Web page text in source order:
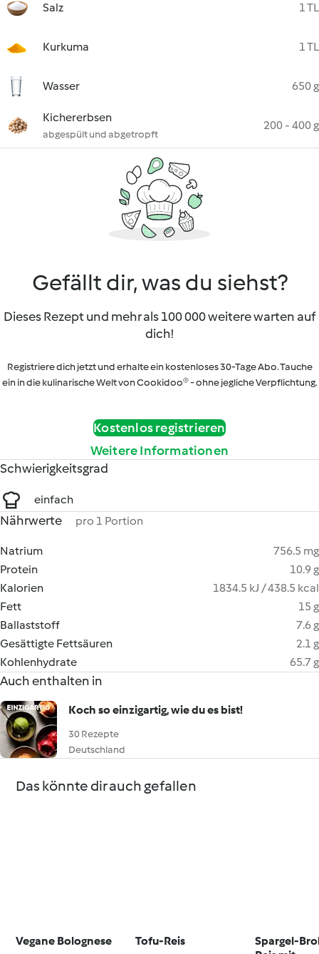
Salz 1 TL
Kurkuma 1 TL
Wasser 650 g
Kichererbsen
abgespült und abgetropft
200 - 400 g
Gefällt dir, was du siehst?
Dieses Rezept und mehr als 100 000 weitere warten auf
dich!
Registriere dich jetzt und erhalte ein kostenloses 30-Tage Abo. Tauche
ein in die kulinarische Welt von Cookidoo® - ohne jegliche Verpflichtung.
Kostenlos registrieren
Weitere Informationen
Schwierigkeitsgrad
einfach
Nährwerte pro 1 Portion
Natrium
756.5 mg
Protein
10.9 g
Kalorien
1834.5 kJ / 438.5 kcal
Fett
15 g
Ballaststoff
7.6 g
Gesättigte Fettsäuren
2.1 g
Kohlenhydrate
65.7 g
Auch enthalten in
Koch so einzigartig, wie du es bist!
30 Rezepte
Deutschland
Das könnte dir auch gefallen
Vegane Bolognese Tofu-Reis
Spargel-